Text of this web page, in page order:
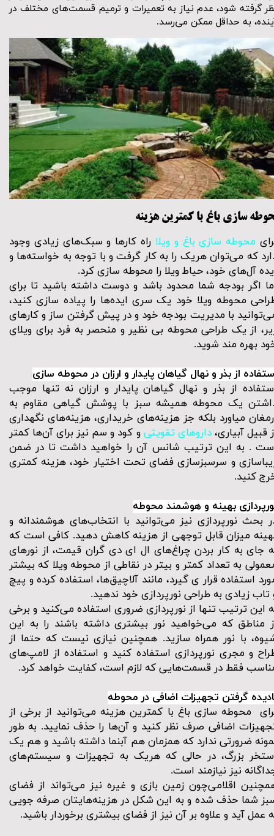
گرفته شود، عدم نیاز به تعمیرات و ترمیم قسمت‌های مختلف در
به حداقل ممکن می‌رسد.
سازی باغ با کمترین هزینه
محوطه سازی باغ و ویلا راه کار‌ها و سبک‌های زیادی وجود
که می‌توان هریک را به کار گرفت و با توجه به خواسته‌ها و
آل‌های خود، حیاط ویلا را محوطه سازی کرد.
اگر بودجه شما محدود باشد و دوست داشته باشید تا برای
محوطه ویلا خود یک سری ایده‌ها را پیاده سازی کنید،
با مدیریت بودجه خود و در پیش گرفتن ساز و کار‌های
از یک طراحی محوطه بی نظیر و منحصر به فرد برای ویلای
بهره مند شوید.
از بذر و نهال گیاهان پایدار و ارزان در محوطه سازی
از بذر و نهال گیاهان پایدار و ارزان نه تنها موجب
یک محوطه همیشه سبز با پوشش گیاهی مقاوم به
میاورد بلکه جز هزینه‌های خریداری، هزینه‌های نگهداری
قبیل آبیاری،دارو‌های تقویتیو کود و سم نیز برای آن‌ها کمتر
. به این ترتیب شانس آن را خواهید داشت تا در ضمن
و سرسبزسازی فضای تحت اختیار خود، هزینه کمتری
کنید.
بهینه و هوشمند محوطه
بحث نورپردازی نیز می‌توانید با انتخاب‌های هوشمندانه و
میزان قابل توجهی از هزینه کاهش دهید. کافی است که
جای به کار بردن چراغ‌های ال ای دی گران قیمت، از نور‌های
به تعداد کمتر و بیتر در نقاطی از محوطه ویلا که بیشتر
استفاده قرار ی گیرد، مانند آلاچیق‌ها، استفاده کرده و پیچ
تاب زیادی به طراحی نورپردازی خود ندهید.
این ترتیب تنها از نورپردازی ضروری استفاده می‌کنید و برخی
مناطق که می‌خواهید نور بیشتری داشته باشند را به این
با نور همراه سازید. همچنین نیازی نیست که حتما از
و مجری نورپردازی استفاده کنید و استفاده از لامپ‌های
فقط در قسمت‌هایی که لازم است، کفایت خواهد کرد.
گرفتن تجهیزات اضافی در محوطه
محوطه سازی باغ با کمترین هزینه می‌توانید از برخی از
اضافی صرف نظر کنید و آن‌ها را حذف نمایید. به طور
ضرورتی ندارد که همزمان هم آبنما داشته باشید و هم یک
بزرگ، در حالی که هریک به تجهیزات و سیستم‌های
نیز نیازمند است.
اقلامی‌چون زمین بازی و غیره نیز می‌تواند از فضای
شما حذف شده و به این شکل در هزینه‌هایتان صرفه جویی
عمل آید و علاوه بر آن نیز از فضای بیشتری برخوردار باشید.